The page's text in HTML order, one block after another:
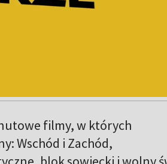
filmy, w których
Wschód i Zachód,